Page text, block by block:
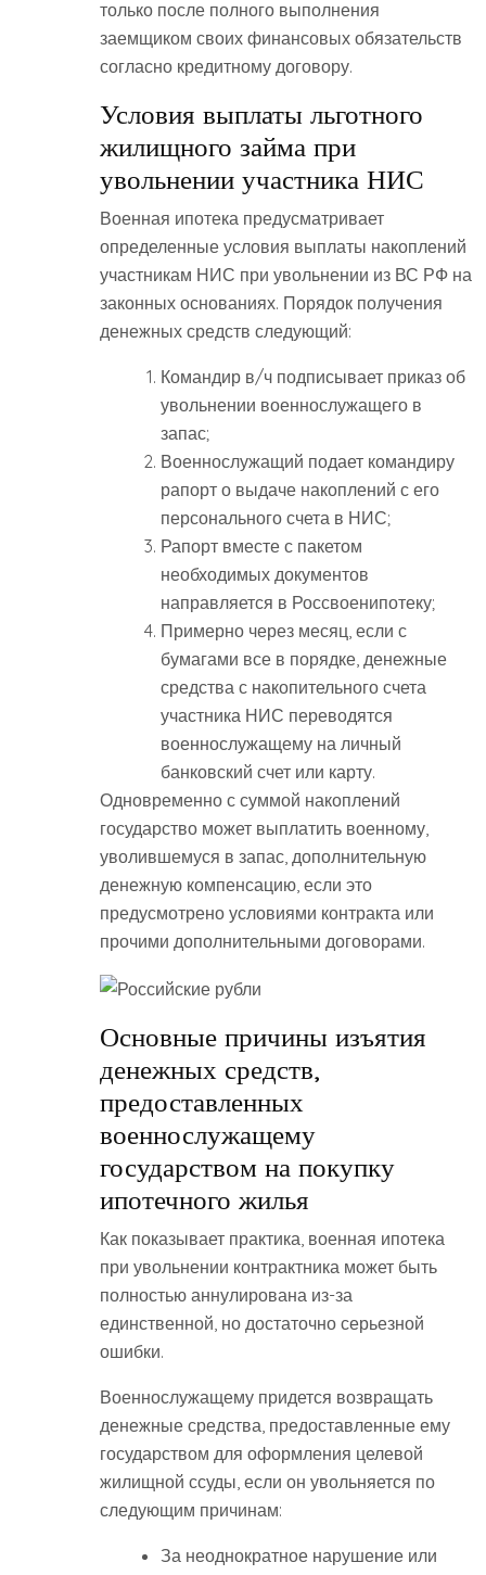
только после полного выполнения
заемщиком своих финансовых обязательств
согласно кредитному договору.
Условия выплаты льготного
жилищного займа при
увольнении участника НИС
Военная ипотека предусматривает
определенные условия выплаты накоплений
участникам НИС при увольнении из ВС РФ на
законных основаниях. Порядок получения
денежных средств следующий:
Командир в/ч подписывает приказ об
увольнении военнослужащего в
запас;
Военнослужащий подает командиру
рапорт о выдаче накоплений с его
персонального счета в НИС;
Рапорт вместе с пакетом
необходимых документов
направляется в Россвоенипотеку;
Примерно через месяц, если с
бумагами все в порядке, денежные
средства с накопительного счета
участника НИС переводятся
военнослужащему на личный
банковский счет или карту.
Одновременно с суммой накоплений
государство может выплатить военному,
уволившемуся в запас, дополнительную
денежную компенсацию, если это
предусмотрено условиями контракта или
прочими дополнительными договорами.
Основные причины изъятия
денежных средств,
предоставленных
военнослужащему
государством на покупку
ипотечного жилья
Как показывает практика, военная ипотека
при увольнении контрактника может быть
полностью аннулирована из-за
единственной, но достаточно серьезной
ошибки.
Военнослужащему придется возвращать
денежные средства, предоставленные ему
государством для оформления целевой
жилищной ссуды, если он увольняется по
следующим причинам:
За неоднократное нарушение или